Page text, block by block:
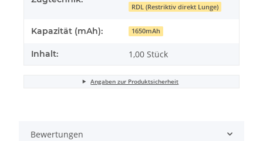
RDL (Restriktiv direkt Lunge)
Kapazität (mAh): 1650mAh
Inhalt: 1,00 Stück
Angaben zur Produktsicherheit
Bewertungen